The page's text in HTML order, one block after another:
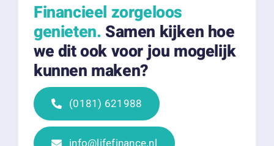
Financieel zorgeloos
genieten. Samen kijken hoe
we dit ook voor jou mogelijk
kunnen maken?
(0181) 621988